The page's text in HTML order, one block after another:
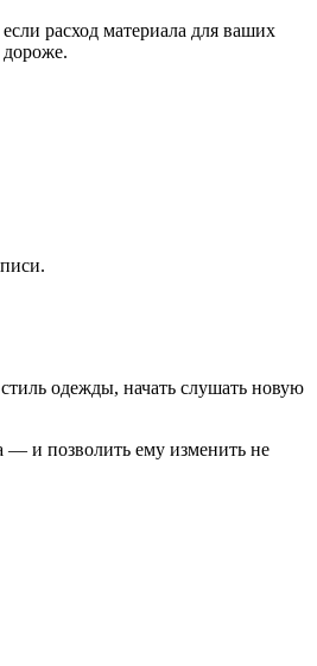
расход материала для ваших
дороже.
одежды, начать слушать новую
— и позволить ему изменить не